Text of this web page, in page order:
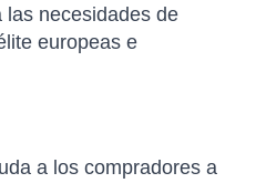
las necesidades de
europeas e
a los compradores a